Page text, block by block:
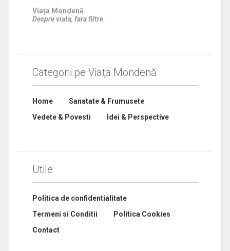
Viața Mondenă
Despre viata, fara filtre.
Categorii pe Viața Mondenă
Home
Sanatate & Frumusete
Vedete & Povesti
Idei & Perspective
Utile
Politica de confidentialitate
Termeni si Conditii
Politica Cookies
Contact